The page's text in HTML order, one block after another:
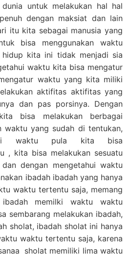
untuk melakukan hal hal
dengan maksiat dan lain
itu kita sebagai manusia yang
bisa menggunakan waktu
hidup kita ini tidak menjadi sia
waktu kita bisa mengatur
waktu yang kita miliki
aktifitas aktifitas yang
dan pas porsinya. Dengan
bisa melakukan berbagai
waktu yang sudah di tentukan,
waktu pula kita bisa
, kita bisa melakukan sesuatu
dengan mengetahui waktu
ibadah ibadah yang hanya
waktu tertentu saja, memang
ibadah memilki waktu waktu
sembarang melakukan ibadah,
sholat, ibadah sholat ini hanya
waktu tertentu saja, karena
sholat memiliki lima waktu